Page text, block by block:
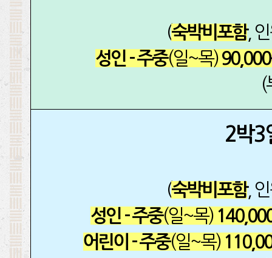
(숙박비포함,
성인 - 주중(일~목)90,000
(
2박3
(숙박비포함,
성인 - 주중(일~목)
어린이 - 주중(일~목)